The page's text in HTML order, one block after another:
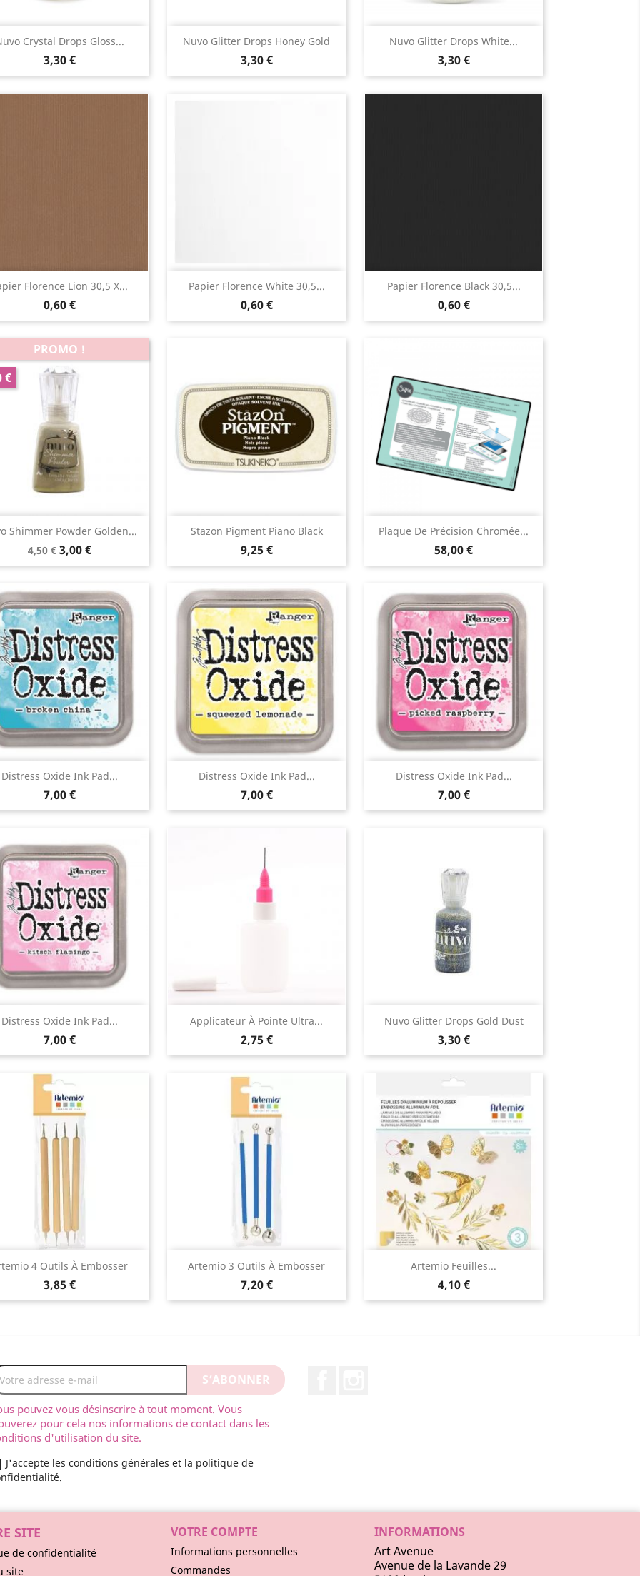
Crystal Drops Gloss...
3,30 €
Aperçu rapide Nuvo Glitter Drops Honey Gold
3,30 €
Aperçu rapide Nuvo Glitter Drops White...
3,30 €
Aperçu rapide
Florence Lion 30,5 X...
0,60 €
Aperçu rapide Papier Florence White 30,5...
0,60 €
Aperçu rapide Papier Florence Black 30,5...
0,60 €
Aperçu rapide
Shimmer Powder Golden...
4,50 € 3,00 €
PROMO !
€
Aperçu rapide Stazon Pigment Piano Black
9,25 €
 Aperçu rapide Plaque De Précision Chromée...
58,00 €
Aperçu rapide
Distress Oxide Ink Pad...
7,00 €
Aperçu rapide Distress Oxide Ink Pad...
7,00 €
Aperçu rapide Distress Oxide Ink Pad...
7,00 €
Aperçu rapide
Distress Oxide Ink Pad...
7,00 €
Aperçu rapide Applicateur À Pointe Ultra...
2,75 €
Aperçu rapide Nuvo Glitter Drops Gold Dust
3,30 €
Aperçu rapide
4 Outils À Embosser
3,85 €
Aperçu rapide Artemio 3 Outils À Embosser
7,20 €
Aperçu rapide Artemio Feuilles...
4,10 €
Aperçu rapide
pouvez vous désinscrire à tout moment. Vous
pour cela nos informations de contact dans les
d'utilisation du site.
J'accepte les conditions générales et la politique de
SITE
de confidentialité
site
VOTRE COMPTE
Informations personnelles
Commandes
INFORMATIONS
Art Avenue
Avenue de la Lavande 29